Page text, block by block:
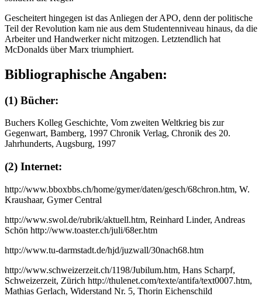
Gescheitert hingegen ist das Anliegen der APO, denn der politische
Teil der Revolution kam nie aus dem Studentenniveau hinaus, da die
Arbeiter und Handwerker nicht mitzogen. Letztendlich hat
McDonalds über Marx triumphiert.
Bibliographische Angaben:
(1) Bücher:
Buchers Kolleg Geschichte, Vom zweiten Weltkrieg bis zur
Gegenwart, Bamberg, 1997 Chronik Verlag, Chronik des 20.
Jahrhunderts, Augsburg, 1997
(2) Internet:
http://www.bboxbbs.ch/home/gymer/daten/gesch/68chron.htm, W.
Kraushaar, Gymer Central
http://www.swol.de/rubrik/aktuell.htm, Reinhard Linder, Andreas
Schön http://www.toaster.ch/juli/68er.htm
http://www.tu-darmstadt.de/hjd/juzwall/30nach68.htm
http://www.schweizerzeit.ch/1198/Jubilum.htm, Hans Scharpf,
Schweizerzeit, Zürich http://thulenet.com/texte/antifa/text0007.htm,
Mathias Gerlach, Widerstand Nr. 5, Thorin Eichenschild